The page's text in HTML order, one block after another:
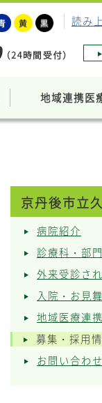
読み
地域連携医
京丹後市立
病院紹介
診療科・部
外来受診さ
入院・お見
地域医療連携
募集・採用
お問い合わ